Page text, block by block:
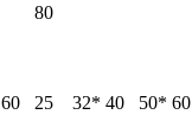
80
60 25 32* 40 50* 60